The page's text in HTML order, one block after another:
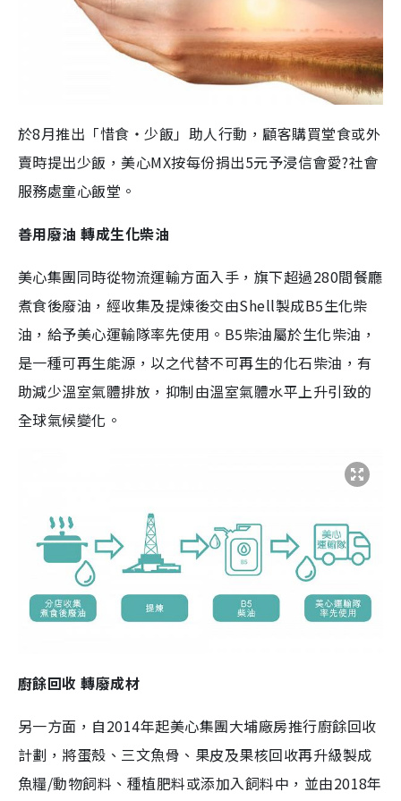
於8月推出「惜食‧少飯」助人行動，顧客購買堂食或外
賣時提出少飯，美心MX按每份捐出5元予浸信會愛?社會
服務處童心飯堂。
善用廢油 轉成生化柴油
美心集團同時從物流運輸方面入手，旗下超過280間餐廳
煮食後廢油，經收集及提煉後交由Shell製成B5生化柴
油，給予美心運輸隊率先使用。B5柴油屬於生化柴油，
是一種可再生能源，以之代替不可再生的化石柴油，有
助減少溫室氣體排放，抑制由溫室氣體水平上升引致的
全球氣候變化。
廚餘回收 轉廢成材
另一方面，自2014年起美心集團大埔廠房推行廚餘回收
計劃，將蛋殼、三文魚骨、果皮及果核回收再升級製成
魚糧/動物飼料、種植肥料或添加入飼料中，並由2018年